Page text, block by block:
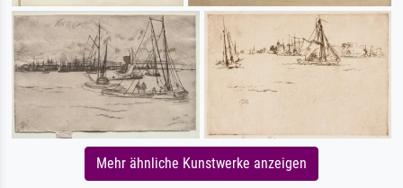
Mehr ähnliche Kunstwerke anzeigen